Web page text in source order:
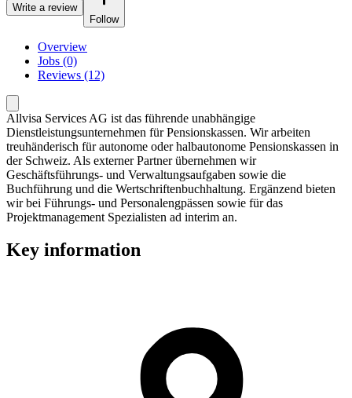
Write a review
Follow
Overview
Jobs (0)
Reviews (12)
Allvisa Services AG ist das führende unabhängige
Dienstleistungsunternehmen für Pensionskassen. Wir arbeiten
treuhänderisch für autonome oder halbautonome Pensionskassen in
der Schweiz. Als externer Partner übernehmen wir
Geschäftsführungs- und Verwaltungsaufgaben sowie die
Buchführung und die Wertschriftenbuchhaltung. Ergänzend bieten
wir bei Führungs- und Personalengpässen sowie für das
Projektmanagement Spezialisten ad interim an.
Key information